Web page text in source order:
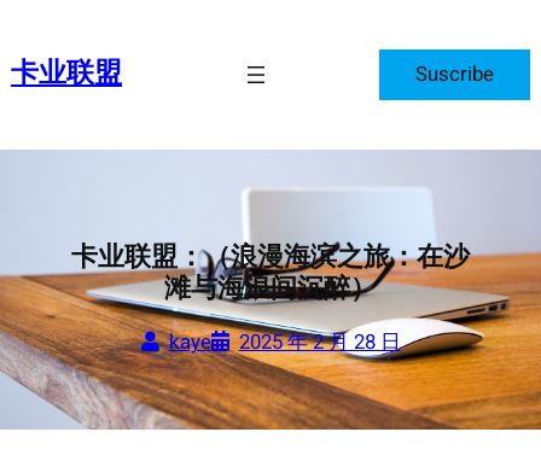
内卡业联盟 Suscribe
卡业联盟：（浪漫海滨之旅：在沙
滩与海浪间沉醉）
kaye 2025 年 2 月 28 日